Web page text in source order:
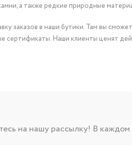
а также редкие природные
заказов в наши бутики. Там вы
сертификаты. Наши клиенты ценят
на нашу рассылку! В